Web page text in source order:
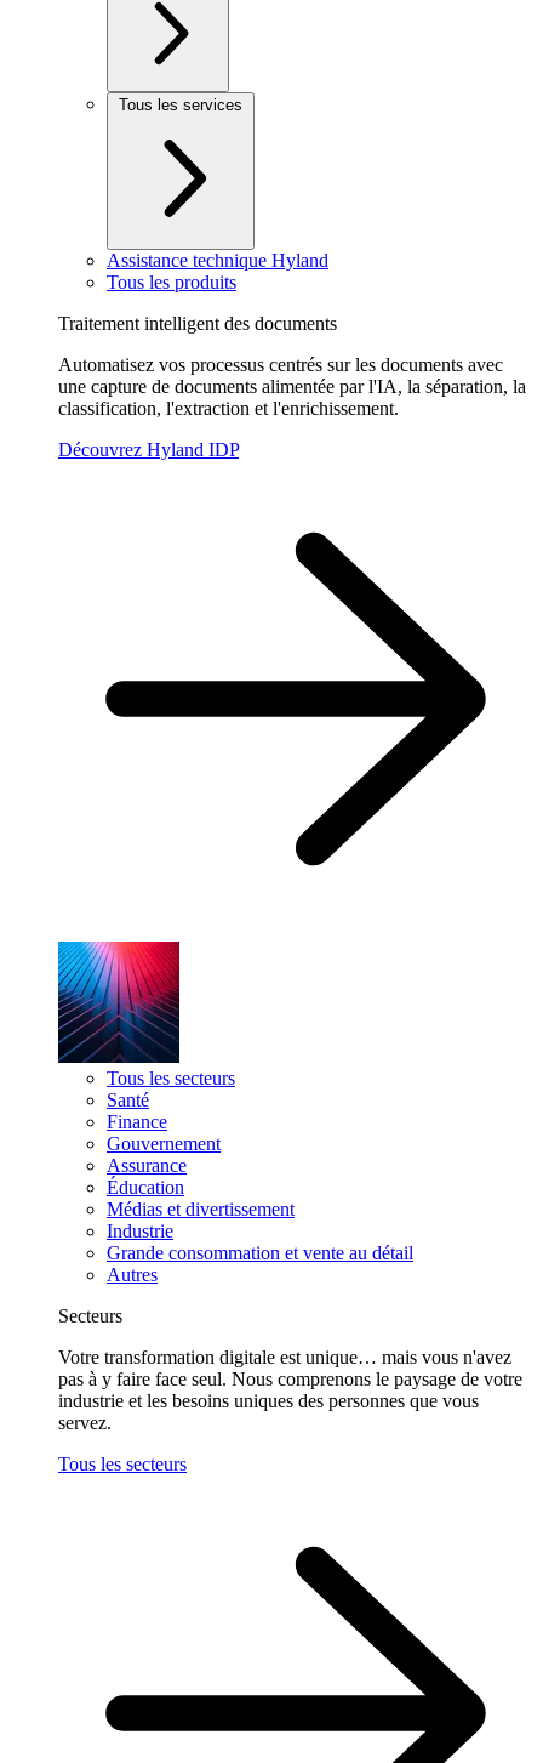
Tous les services
Assistance technique Hyland
Tous les produits
Traitement intelligent des documents
Automatisez vos processus centrés sur les documents avec
une capture de documents alimentée par l'IA, la séparation, la
classification, l'extraction et l'enrichissement.
Découvrez Hyland IDP
Tous les secteurs
Santé
Finance
Gouvernement
Assurance
Éducation
Médias et divertissement
Industrie
Grande consommation et vente au détail
Autres
Secteurs
Votre transformation digitale est unique… mais vous n'avez
pas à y faire face seul. Nous comprenons le paysage de votre
industrie et les besoins uniques des personnes que vous
servez.
Tous les secteurs